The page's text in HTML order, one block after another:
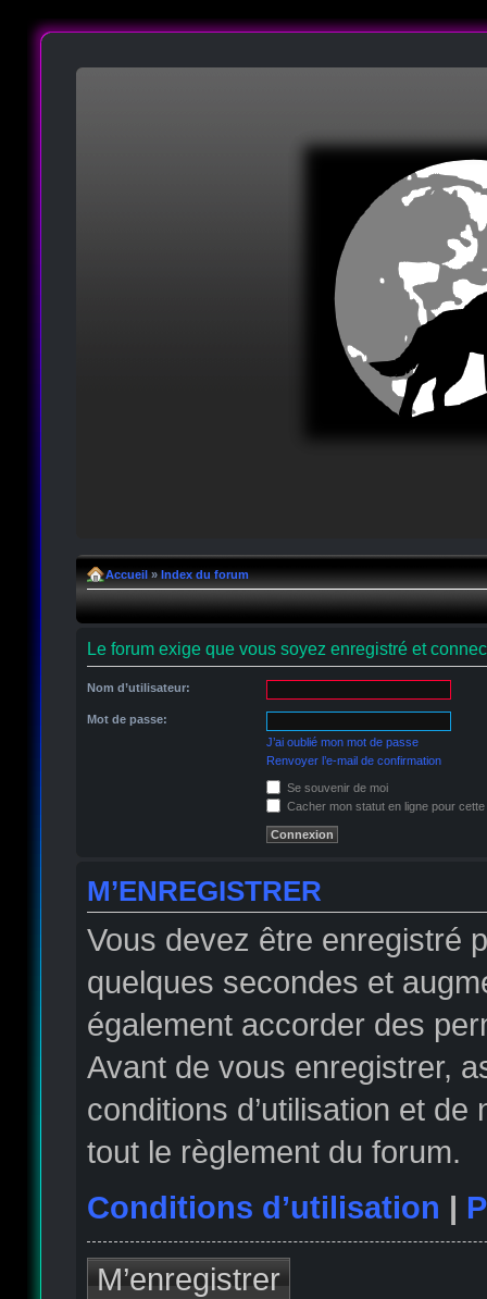
Accueil » Index du forum
Le forum exige que vous soyez enregistré et
Nom d’utilisateur:
Mot de passe:
J’ai oublié mon mot de passe
Renvoyer l’e-mail de confirmation
Se souvenir de moi
Cacher mon statut en ligne pour
M’ENREGISTRER
Vous devez être enregistré
quelques secondes et
également accorder des
Avant de vous enregistrer,
conditions d’utilisation et
tout le règlement du forum.
Conditions d’utilisation |
M’enregistrer